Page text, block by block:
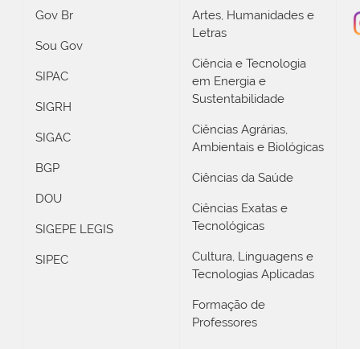
Gov Br
Sou Gov
SIPAC
SIGRH
SIGAC
BGP
DOU
SIGEPE LEGIS
SIPEC
Artes, Humanidades e
Letras
Ciência e Tecnologia
em Energia e
Sustentabilidade
Ciências Agrárias,
Ambientais e Biológicas
Ciências da Saúde
Ciências Exatas e
Tecnológicas
Cultura, Linguagens e
Tecnologias Aplicadas
Formação de
Professores